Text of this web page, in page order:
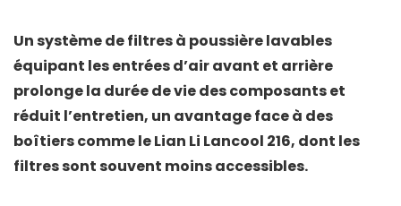
Un système defiltres à poussière lavables
équipant les entrées d’air avant et arrière
prolonge la durée de vie des composants et
réduit l’entretien, un avantage face à des
boîtiers comme leLian Li Lancool 216, dont les
filtres sont souvent moins accessibles.